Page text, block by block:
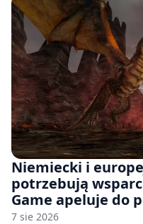
Niemiecki i
potrzebują
Game apeluje do
7 sie 2026